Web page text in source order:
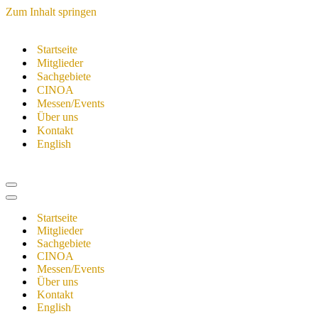
Zum Inhalt springen
Startseite
Mitglieder
Sachgebiete
CINOA
Messen/Events
Über uns
Kontakt
English
Navigationsmenü
Navigationsmenü
Startseite
Mitglieder
Sachgebiete
CINOA
Messen/Events
Über uns
Kontakt
English